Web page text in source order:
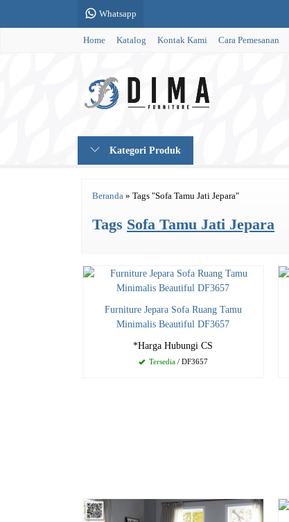
Whatsapp
Home Katalog Kontak Kami Cara Pemesanan
Kategori Produk
Beranda » Tags "Sofa Tamu Jati Jepara"
Tags Sofa Tamu Jati Jepara
Furniture Jepara Sofa Ruang Tamu
Minimalis Beautiful DF3657
*Harga Hubungi CS
Tersedia/ DF3657